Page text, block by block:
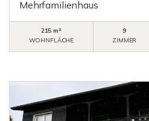
Mehrfamilienhaus
215 m²
WOHNFLÄCHE
9
ZIMMER